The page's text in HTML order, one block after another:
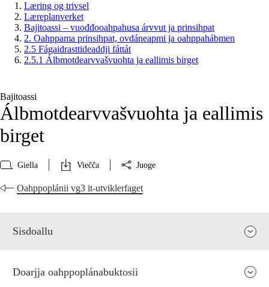
Læring og trivsel
Læreplanverket
Bajitoassi – vuođđooahpahusa árvvut ja prinsihpat
2. Oahppama prinsihpat, ovdáneapmi ja oahppahábmen
2.5 Fágaidrasttideaddji fáttát
2.5.1 Álbmotdearvvašvuohta ja eallimis birget
Bajitoassi
Álbmotdearvvašvuohta ja eallimis
birget
Giella Viečča Juoge
Oahppoplánii vg3 it-utviklerfaget
Sisdoallu
Doarjja oahppoplánabuktosii